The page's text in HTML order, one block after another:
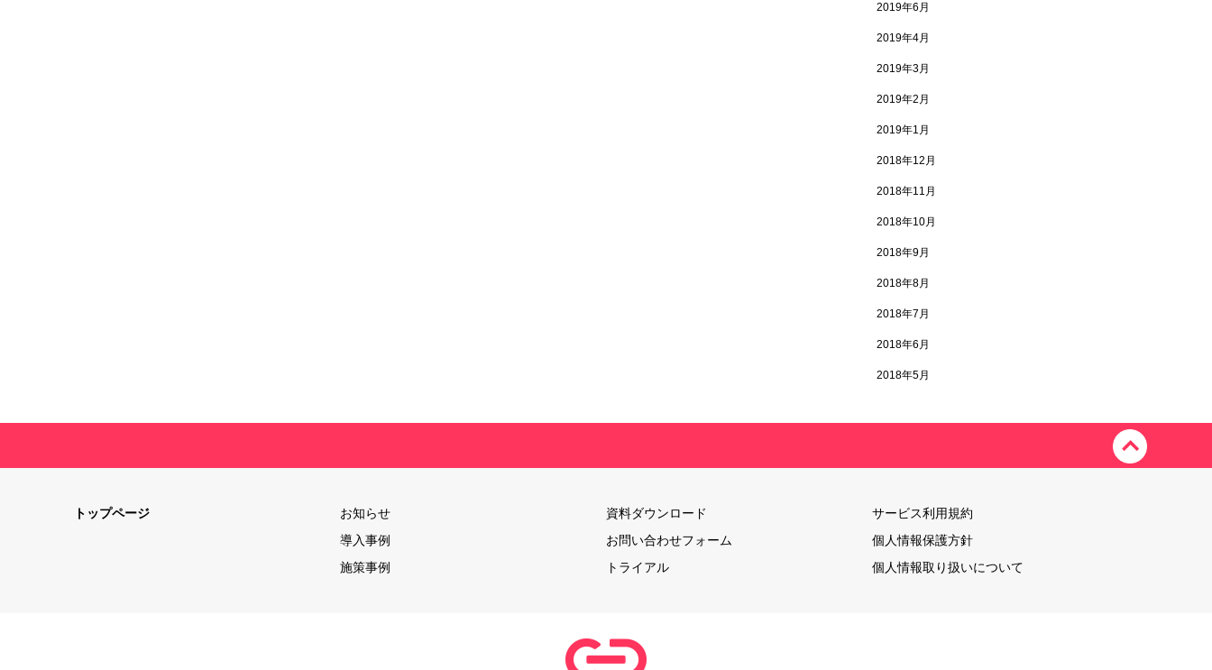
2019年6月
2019年4月
2019年3月
2019年2月
2019年1月
2018年12月
2018年11月
2018年10月
2018年9月
2018年8月
2018年7月
2018年6月
2018年5月
トップページ
お知らせ
導入事例
施策事例
資料ダウンロード
お問い合わせフォーム
トライアル
サービス利用規約
個人情報保護方針
個人情報取り扱いについて